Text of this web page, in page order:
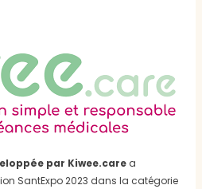
par Kiwee.carea
SantExpo 2023 dans la catégorie